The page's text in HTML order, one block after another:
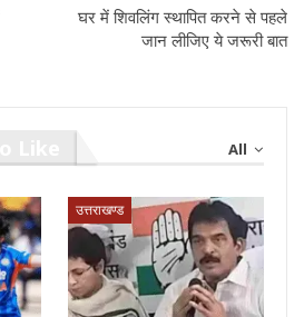
घर में शिवलिंग स्थापित करने से पहले
जान लीजिए ये जरूरी बात
All
उत्तराखण्ड